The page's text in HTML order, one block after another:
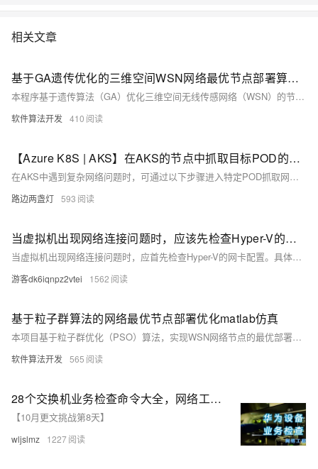
相关文章
基于GA遗传优化的三维空间WSN网络最优节点部署算法matlab仿真
本程序基于遗传算法（GA）优化三维空间无线传感网络（WSN）的节点部署，通过MATLAB2022A实现仿真。算法旨在以最少的节点实现最大覆盖度，综合考虑空间覆盖、连通性、能耗管理及成本控制等关键问题。核心思想包括染色体编码节点位置、适应度函数评估性能，并采用网格填充法近似计算覆盖率。该方法可显著提升WSN在三维空间中的部署效率与经济性，为实际应用提供有力支持。
软件算法开发 410
【Azure K8S | AKS】在AKS的节点中抓取目标POD的网络包方法分享
在AKS中遇到复杂网络问题时，可通过以下步骤进入特定POD抓取网络包进行分析：1. 使用`kubectl get pods`确认Pod所在Node；2. 通过`kubectl node-shell`登录Node；3. 使用`crictl ps`找到Pod的Container ID；4. 获取PID并使用`nsenter`进入Pod的网络空间；5. 在`/var/tmp`目录下使用`tcpdump`抓包。完成后按Ctrl+C停止抓包。
路边两盏灯 593
当虚拟机出现网络连接问题时，应该先检查Hyper-V的网卡连接配置
当虚拟机出现网络连接问题时，应首先检查Hyper-V的网卡配置。具体步骤包括：确认虚拟机运行状态、检查虚拟交换机类型和物理网卡连接、确保虚拟机网络适配器正确连接到虚拟交换机，并验证网络配置（IP地址等）。常见问题如虚拟交换机配置错误、网络适配器未连接或防火墙阻止连接，可通过重新配置或调整设置解决。必要时重启虚拟机和宿主机，查看事件日志或联系技术支持以进一步排查问题。
游客dk6iqnpz2vtei 1562
基于粒子群算法的网络最优节点部署优化matlab仿真
本项目基于粒子群优化（PSO）算法，实现WSN网络节点的最优部署，以最大化节点覆盖范围。使用MATLAB2022A进行开发与测试，展示了优化后的节点分布及其覆盖范围。核心代码通过定义目标函数和约束条件，利用PSO算法迭代搜索最佳节点位置，并绘制优化结果图。PSO算法灵感源于鸟群觅食行为，适用于连续和离散空间的优化问题，在通信网络、物联网等领域有广泛应用。该算法通过模拟粒子群体智慧，高效逼近最优解，提升网络性能。
软件算法开发 565
28个交换机业务检查命令大全，网络工程师收藏！
【10月更文挑战第8天】
wljslmz 1227